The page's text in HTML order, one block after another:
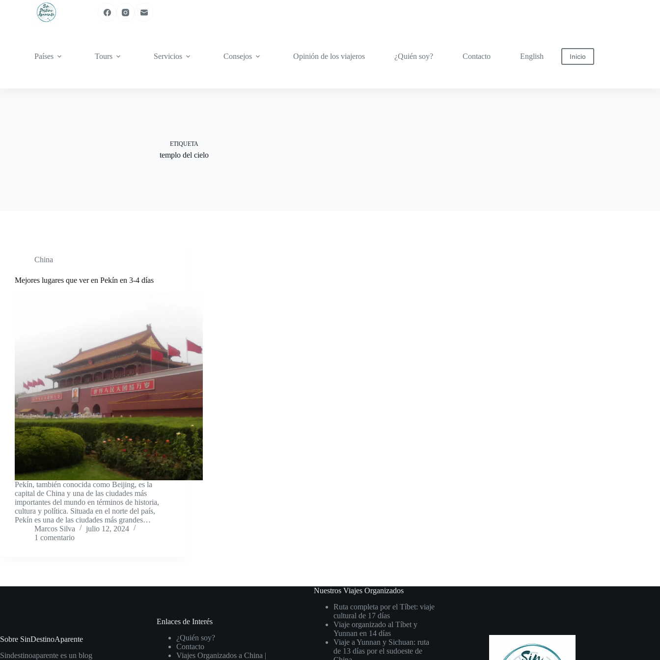
Países Tours Servicios Consejos Opinión de los viajeros ¿Quién soy? Contacto English Inicio
ETIQUETA
templo del cielo
China
Mejores lugares que ver en Pekín en 3-4 días
Pekín, también conocida como Beijing, es la
capital de China y una de las ciudades más
importantes del mundo en términos de historia,
cultura y política. Situada en el norte del país,
Pekín es una de las ciudades más grandes…
Marcos Silva
julio 12, 2024
1 comentario
Sobre SinDestinoAparente
Sindestinoaparente es un blog
Enlaces de Interés
¿Quién soy?
Contacto
Viajes Organizados a China |
Nuestros Viajes Organizados
Ruta completa por el Tíbet: viaje
cultural de 17 días
Viaje organizado al Tíbet y
Yunnan en 14 días
Viaje a Yunnan y Sichuan: ruta
de 13 días por el sudoeste de